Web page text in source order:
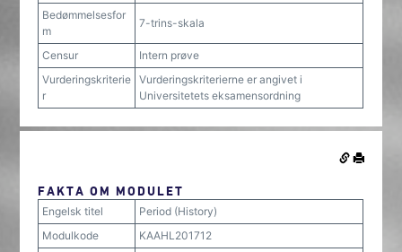
Bedømmelsesfor
m
7-trins-skala
Censur
Intern prøve
Vurderingskriterie
r
Vurderingskriterierne er angivet i
Universitetets eksamensordning
FAKTA OM MODULET
Engelsk titel
Period (History)
Modulkode
KAAHL201712